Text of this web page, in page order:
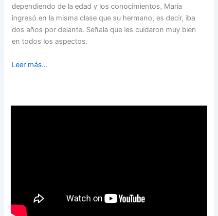
dependiendo de la edad y los conocimientos, María
ingresó en la misma clase que su hermano, es decir, iba
dos años por delante. Señala que les cuidaron muy bien
en todos los aspectos.
Leer más...